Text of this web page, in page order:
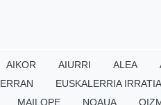
AIKOR AIURRI ALEA
ERRAN EUSKALERRIA IRRATIA
MAILOPE NOAUA